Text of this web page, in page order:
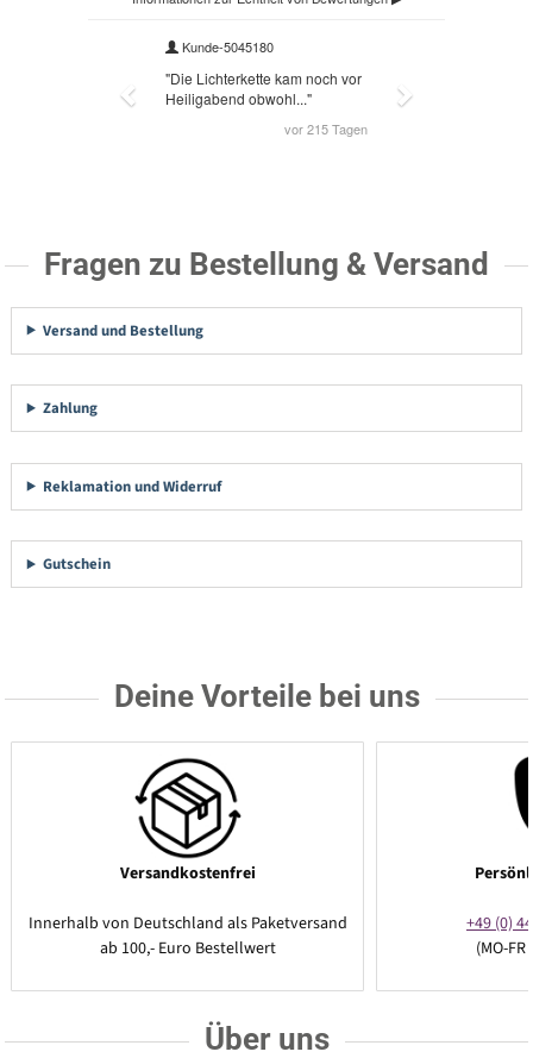
Fragen zu Bestellung & Versand
Versand und Bestellung
Zahlung
Reklamation und Widerruf
Gutschein
Deine Vorteile bei uns
Versandkostenfrei
Innerhalb von Deutschland als Paketversand
ab 100,- Euro Bestellwert
+49 (0)
(MO-
Über uns